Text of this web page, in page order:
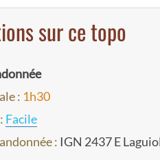
sur ce topo
: 1h30
Facile
: IGN 2437 E
Blanchet